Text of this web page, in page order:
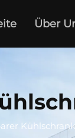
Über